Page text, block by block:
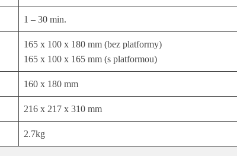
1 – 30 min.
165 x 100 x 180 mm (bez platformy)
165 x 100 x 165 mm (s platformou)
160 x 180 mm
216 x 217 x 310 mm
2.7kg